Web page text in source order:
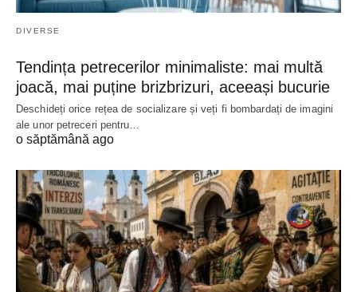
DIVERSE
Tendința petrecerilor minimaliste: mai multă
joacă, mai puține brizbrizuri, aceeași bucurie
Deschideți orice rețea de socializare și veți fi bombardați de imagini
ale unor petreceri pentru…
o săptămână ago